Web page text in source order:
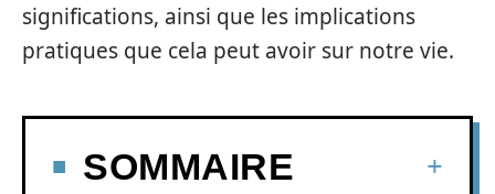
significations, ainsi que les implications
pratiques que cela peut avoir sur notre vie.
SOMMAIRE